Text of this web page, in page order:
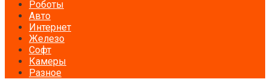
Роботы
Авто
Интернет
Железо
Софт
Камеры
Разное